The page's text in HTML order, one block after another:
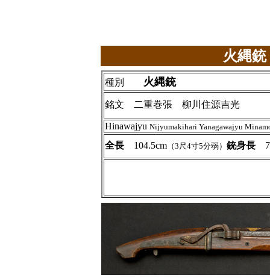
火縄
種別 火縄銃
銘文 二重巻張 柳川住源吉光
Hinawajyu Nijyumakihari Yanagawajyu
全長 104.5cm （3尺4寸5分弱） 銃身長